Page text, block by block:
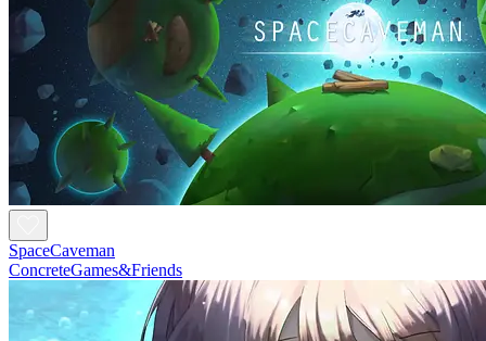
SpaceCaveman
ConcreteGames&Friends